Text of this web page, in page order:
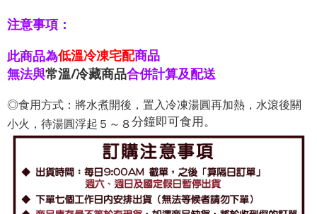
注意事項：
此商品為低溫冷凍宅配商品
無法與常溫/冷藏商品合併計算及配送
◎食用方式：將水煮開後，置入冷凍湯圓再加熱，水滾後關
小火，待湯圓浮起５～８分鐘即可食用。